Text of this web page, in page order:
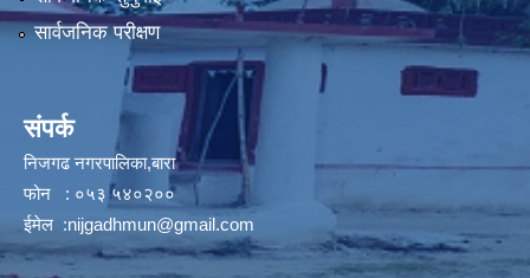
सार्वजनिक परीक्षण
संपर्क
निजगढ नगरपालिका,बारा
फोन : ०५३ ५४०२००
ईमेल :nijgadhmun@gmail.com